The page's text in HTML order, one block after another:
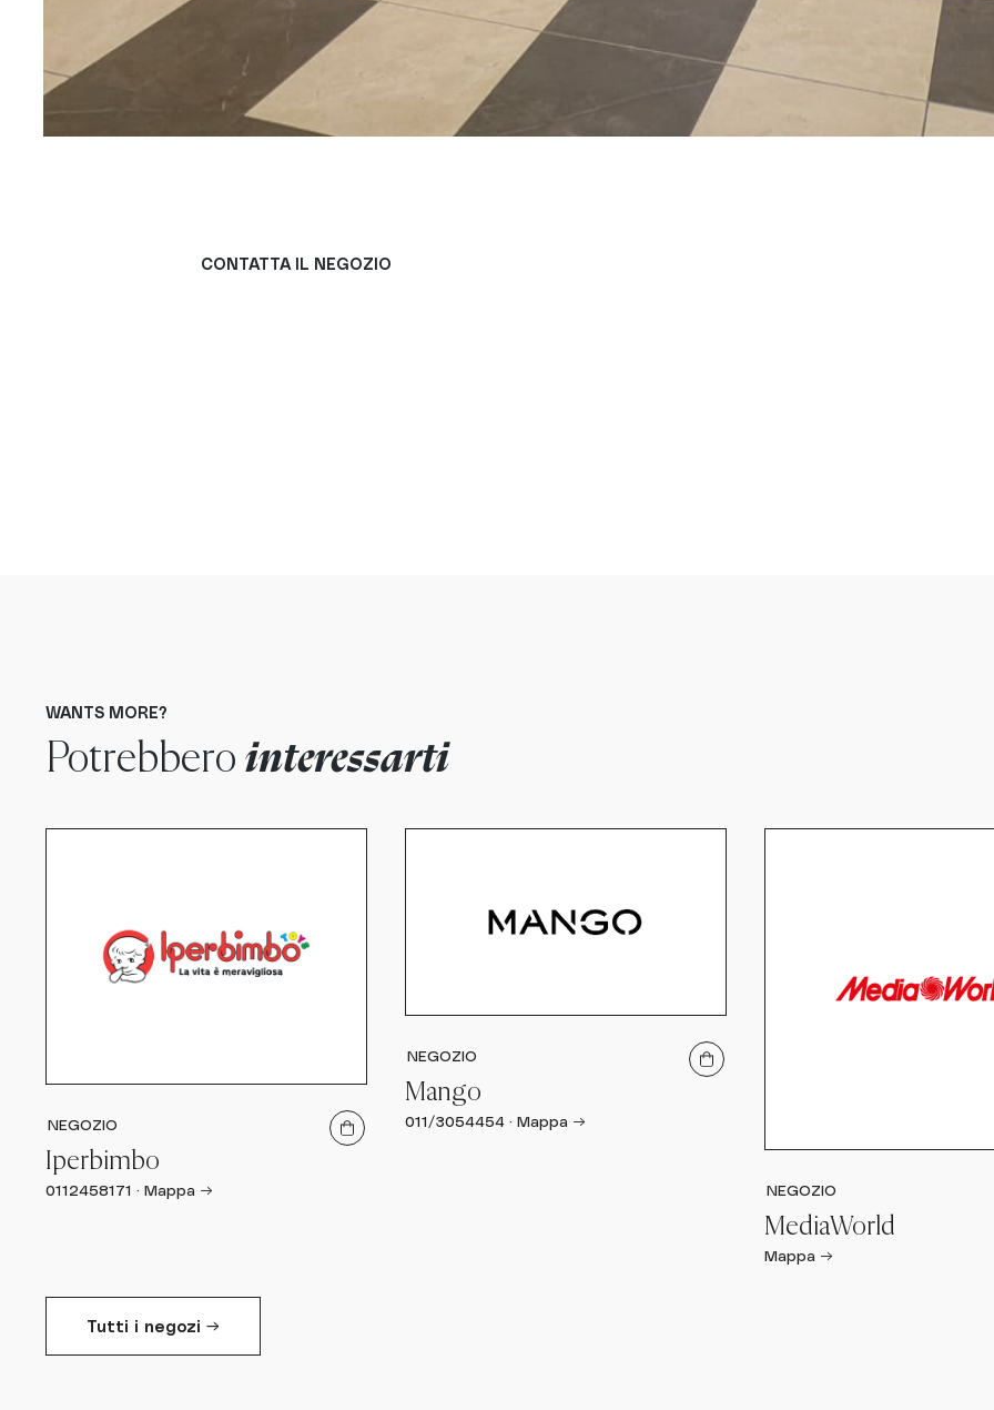
CONTATTA IL NEGOZIO
WANTS MORE?
Potrebbero interessarti
NEGOZIO
Iperbimbo
0112458171 · Mappa →
NEGOZIO
Mango
011/3054454· Mappa →
NEGOZIO
MediaWorld
Mappa →
Tutti i negozi →